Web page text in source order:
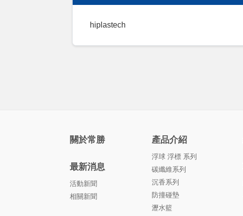
hiplastech
關於常勝
最新消息
活動新聞
相關新聞
產品介紹
浮球 浮標 系列
碳纖維系列
沉香系列
防撞碰墊
瀝水籃